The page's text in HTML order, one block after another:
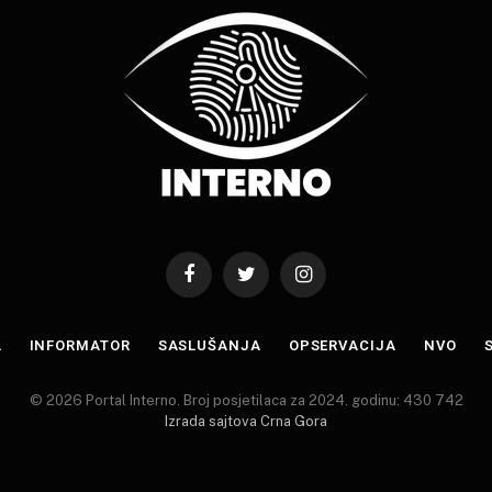
FacebookTwitter Instagram
INFORMATOR SASLUŠANJA OPSERVACIJA NVO
© 2026 Portal Interno. Broj posjetilaca za 2024. godinu: 430 742
Izrada sajtova Crna Gora